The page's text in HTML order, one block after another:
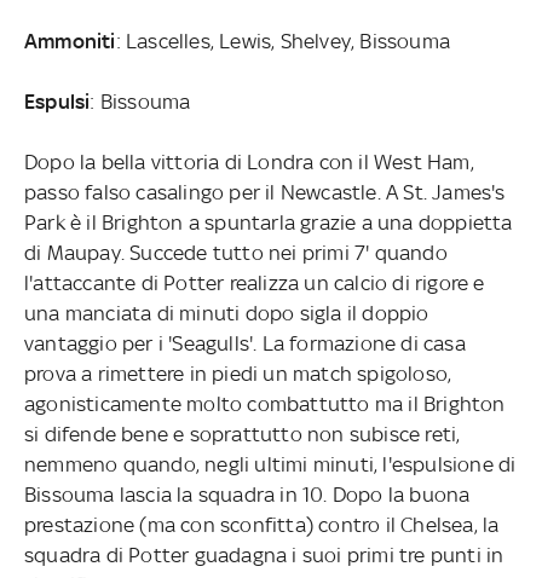
Ammoniti: Lascelles, Lewis, Shelvey, Bissouma
Espulsi: Bissouma
Dopo la bella vittoria di Londra con il West Ham,
passo falso casalingo per il Newcastle. A St. James's
Park è il Brighton a spuntarla grazie a una doppietta
di Maupay. Succede tutto nei primi 7' quando
l'attaccante di Potter realizza un calcio di rigore e
una manciata di minuti dopo sigla il doppio
vantaggio per i 'Seagulls'. La formazione di casa
prova a rimettere in piedi un match spigoloso,
agonisticamente molto combattutto ma il Brighton
si difende bene e soprattutto non subisce reti,
nemmeno quando, negli ultimi minuti, l'espulsione di
Bissouma lascia la squadra in 10. Dopo la buona
prestazione (ma con sconfitta) contro il Chelsea, la
squadra di Potter guadagna i suoi primi tre punti in